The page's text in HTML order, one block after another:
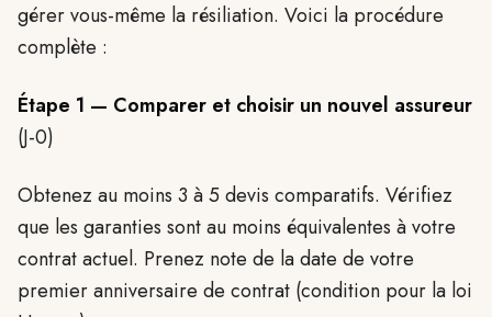
gérer vous-même la résiliation. Voici la procédure
complète :
Étape 1 — Comparer et choisir un nouvel assureur
(J-0)
Obtenez au moins 3 à 5 devis comparatifs. Vérifiez
que les garanties sont au moins équivalentes à votre
contrat actuel. Prenez note de la date de votre
premier anniversaire de contrat (condition pour la loi